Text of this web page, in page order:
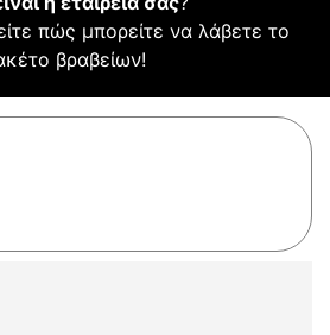
πώς μπορείτε να λάβετε το
βραβείων!